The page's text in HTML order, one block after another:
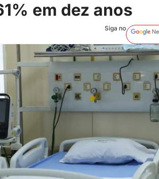
em dez anos
Siga no